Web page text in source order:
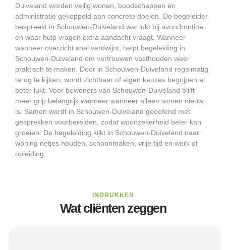
Duiveland worden veilig wonen, boodschappen en
administratie gekoppeld aan concrete doelen. De begeleider
bespreekt in Schouwen-Duiveland wat lukt bij avondroutine
en waar hulp vragen extra aandacht vraagt. Wanneer
wanneer overzicht snel verdwijnt, helpt begeleiding in
Schouwen-Duiveland om vertrouwen vasthouden weer
praktisch te maken. Door in Schouwen-Duiveland regelmatig
terug te kijken, wordt zichtbaar of eigen keuzes begrijpen al
beter lukt. Voor bewoners van Schouwen-Duiveland blijft
meer grip belangrijk wanneer wanneer alleen wonen nieuw
is. Samen wordt in Schouwen-Duiveland geoefend met
gesprekken voorbereiden, zodat woonzekerheid beter kan
groeien. De begeleiding kijkt in Schouwen-Duiveland naar
woning netjes houden, schoonmaken, vrije tijd en werk of
opleiding.
INDRUKKEN
Wat cliënten zeggen